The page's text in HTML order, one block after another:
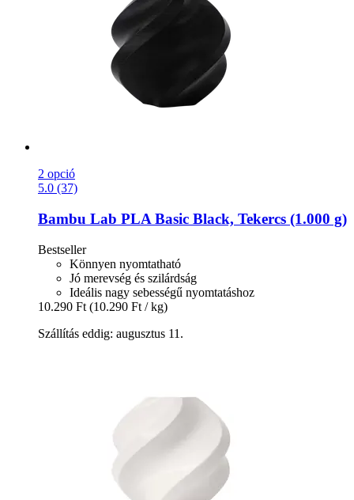
2 opció
5.0 (37)
Bambu Lab PLA Basic Black, Tekercs (1.000 g)
Bestseller
Könnyen nyomtatható
Jó merevség és szilárdság
Ideális nagy sebességű nyomtatáshoz
10.290 Ft (10.290 Ft / kg)
Szállítás eddig: augusztus 11.